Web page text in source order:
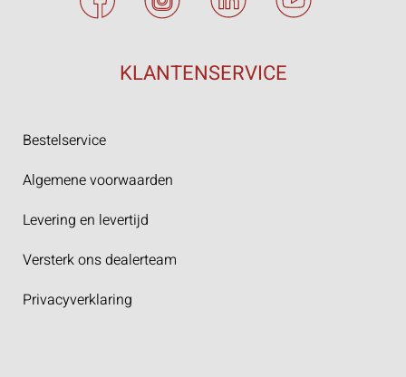
KLANTENSERVICE
Bestelservice
Algemene voorwaarden
Levering en levertijd
Versterk ons dealerteam
Privacyverklaring